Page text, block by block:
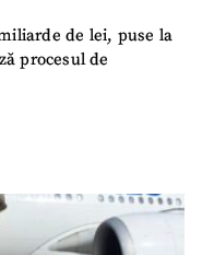
de lei, puse la
procesul de